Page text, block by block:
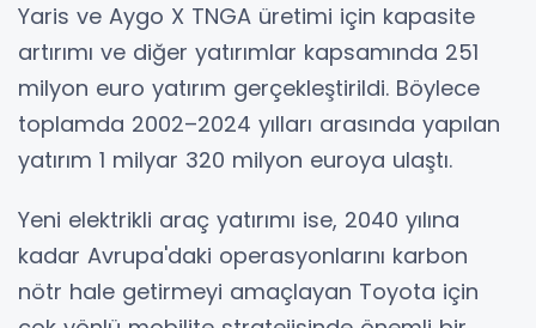
Yaris ve Aygo X TNGA üretimi için kapasite
artırımı ve diğer yatırımlar kapsamında 251
milyon euro yatırım gerçekleştirildi. Böylece
toplamda 2002–2024 yılları arasında yapılan
yatırım 1 milyar 320 milyon euroya ulaştı.
Yeni elektrikli araç yatırımı ise, 2040 yılına
kadar Avrupa'daki operasyonlarını karbon
nötr hale getirmeyi amaçlayan Toyota için